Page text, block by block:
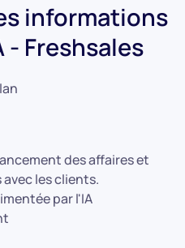
informations
Freshsales
des affaires et
les clients.
par l'IA